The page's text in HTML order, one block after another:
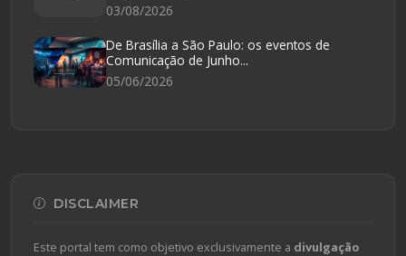
03/08/2026
De Brasília a São Paulo: os eventos de
Comunicação de Junho...
05/06/2026
DISCLAIMER
Este portal tem como objetivo exclusivamente a divulgação